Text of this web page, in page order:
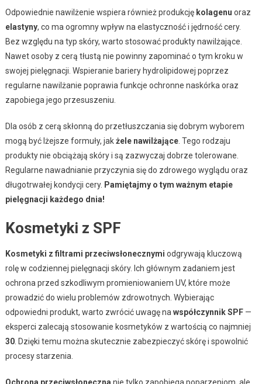
Odpowiednie nawilżenie wspiera również produkcję kolagenu oraz
elastyny, co ma ogromny wpływ na elastyczność i jędrność cery.
Bez względu na typ skóry, warto stosować produkty nawilżające.
Nawet osoby z cerą tłustą nie powinny zapominać o tym kroku w
swojej pielęgnacji. Wspieranie bariery hydrolipidowej poprzez
regularne nawilżanie poprawia funkcje ochronne naskórka oraz
zapobiega jego przesuszeniu.
Dla osób z cerą skłonną do przetłuszczania się dobrym wyborem
mogą być lżejsze formuły, jakżele nawilżające. Tego rodzaju
produkty nie obciążają skóry i są zazwyczaj dobrze tolerowane.
Regularne nawadnianie przyczynia się do zdrowego wyglądu oraz
długotrwałej kondycji cery. Pamiętajmy o tym ważnym etapie
pielęgnacji każdego dnia!
Kosmetyki z SPF
Kosmetyki z filtrami przeciwsłonecznymi odgrywają kluczową
rolę w codziennej pielęgnacji skóry. Ich głównym zadaniem jest
ochrona przed szkodliwym promieniowaniem UV, które może
prowadzić do wielu problemów zdrowotnych. Wybierając
odpowiedni produkt, warto zwrócić uwagę na współczynnik SPF—
eksperci zalecają stosowanie kosmetyków z wartością co najmniej
30. Dzięki temu można skutecznie zabezpieczyć skórę i spowolnić
procesy starzenia.